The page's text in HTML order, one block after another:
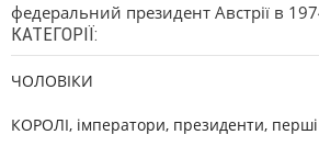
федеральний президент Австрії в
КАТЕГОРІЇ:
ЧОЛОВІКИ
КОРОЛІ, імператори, президенти,